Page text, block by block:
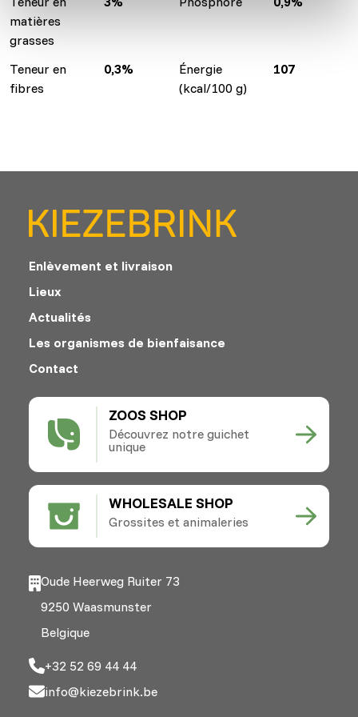
matières
grasses
Teneur en
fibres
0,3%
Énergie
(kcal/100 g)
107
ZOOS SHOP
Découvrez notre guichet
unique
WHOLESALE SHOP
Grossites et animaleries
Enlèvement et livraison
Lieux
Actualités
Les organismes de bienfaisance
Contact
Oude Heerweg Ruiter 73
9250 Waasmunster
Belgique
+32 52 69 44 44
info@kiezebrink.be